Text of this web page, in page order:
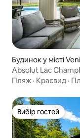
Будинок у місті
Absolut Lac
Пляж · Краєвид ·
Вибір гостей
Вибір гостей